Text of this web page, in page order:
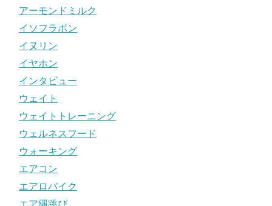
アーモンドミルク
イソフラボン
イヌリン
イヤホン
インタビュー
ウェイト
ウェイトトレーニング
ウェルネスフード
ウォーキング
エアコン
エアロバイク